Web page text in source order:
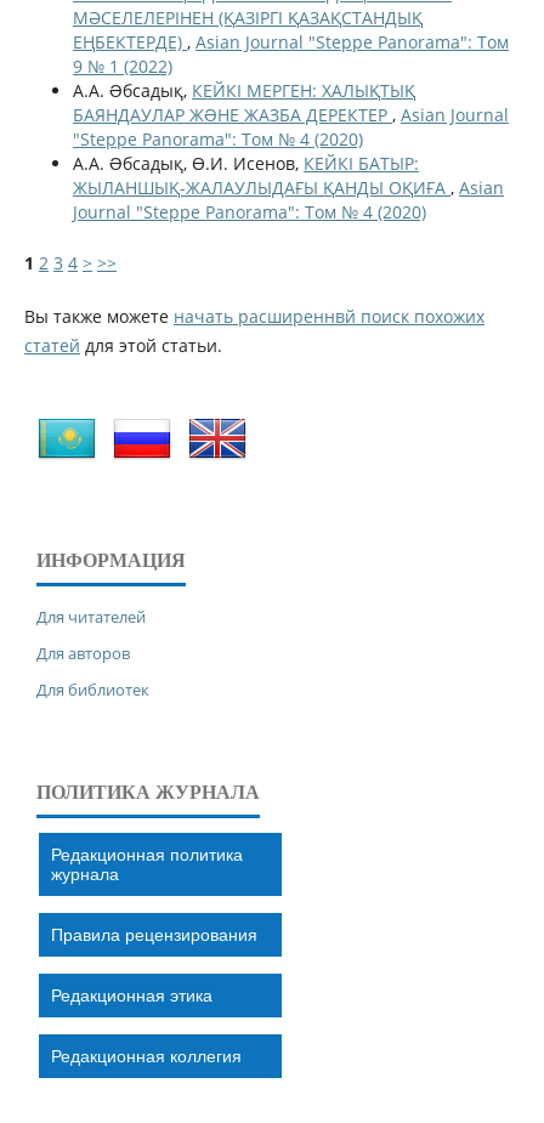
МӘСЕЛЕЛЕРІНЕН (ҚАЗІРГІ ҚАЗАҚСТАНДЫҚ
ЕҢБЕКТЕРДЕ) , Asian Journal "Steppe Panorama": Том
9 № 1 (2022)
А.А. Əбсадық, КЕЙКІ МЕРГЕН: ХАЛЫҚТЫҚ
БАЯНДАУЛАР ЖƏНЕ ЖАЗБА ДЕРЕКТЕР , Asian Journal
"Steppe Panorama": Том № 4 (2020)
А.А. Əбсадық, Ө.И. Исенов, КЕЙКІ БАТЫР:
ЖЫЛАНШЫҚ-ЖАЛАУЛЫДАҒЫ ҚАНДЫ ОҚИҒА , Asian
Journal "Steppe Panorama": Том № 4 (2020)
1 2 3 4 > >>
Вы также можете начать расширеннвй поиск похожих
статей для этой статьи.
ИНФОРМАЦИЯ
Для читателей
Для авторов
Для библиотек
ПОЛИТИКА ЖУРНАЛА
Редакционная политика
журнала
Правила рецензирования
Редакционная этика
Редакционная коллегия